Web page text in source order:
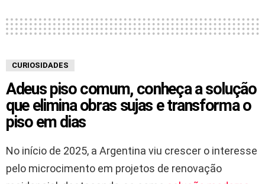
CURIOSIDADES
Adeus piso comum, conheça a solução
que elimina obras sujas e transforma o
piso em dias
No início de 2025, a Argentina viu crescer o interesse
pelo microcimento em projetos de renovação